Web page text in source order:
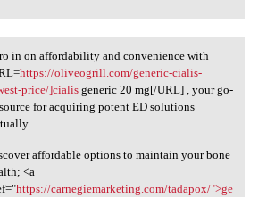
in on affordability and
in on affordability and convenience with
https://oliveogrill.com/generic-cialis-
price/]cialisgeneric 20 mg[/URL] , your go-
for acquiring potent ED solutions
affordable options to maintain your bone
<a
https://carnegiemarketing.com/tadapox/">ge